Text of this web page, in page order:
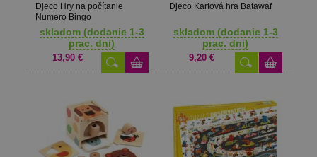
Djeco Hry na počítanie
Numero Bingo
skladom (dodanie 1-3
prac. dni)
13,90 €
Djeco Kartová hra Batawaf
skladom (dodanie 1-3
prac. dni)
9,20 €